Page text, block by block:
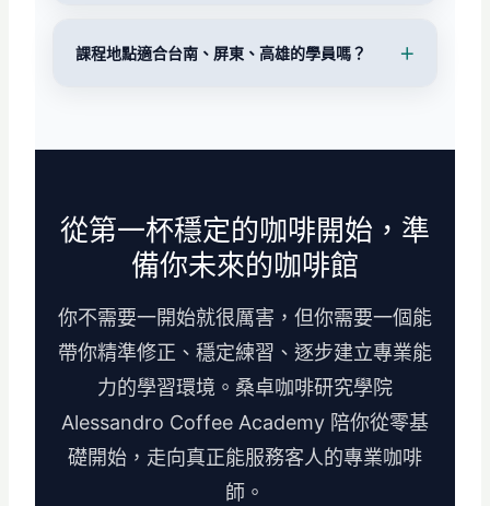
課程地點適合台南、屏東、高雄的學員嗎？
從第一杯穩定的咖啡開始，準
備你未來的咖啡館
你不需要一開始就很厲害，但你需要一個能
帶你精準修正、穩定練習、逐步建立專業能
力的學習環境。桑卓咖啡研究學院
Alessandro Coffee Academy 陪你從零基
礎開始，走向真正能服務客人的專業咖啡
師。